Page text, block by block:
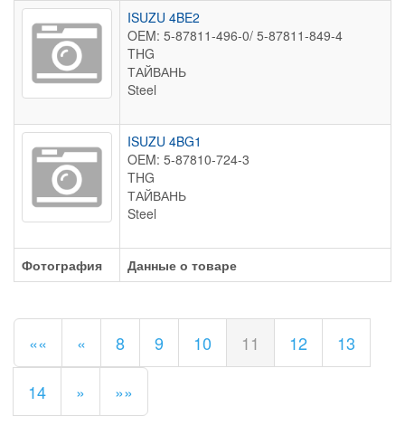
Фотография Данные о товаре
ISUZU 4BE2
OEM: 5-87811-496-0/ 5-87811-849-4
THG
ТАЙВАНЬ
Steel
ISUZU 4BG1
OEM: 5-87810-724-3
THG
ТАЙВАНЬ
Steel
«« « 8 9 10 11 12 13
14 » »»